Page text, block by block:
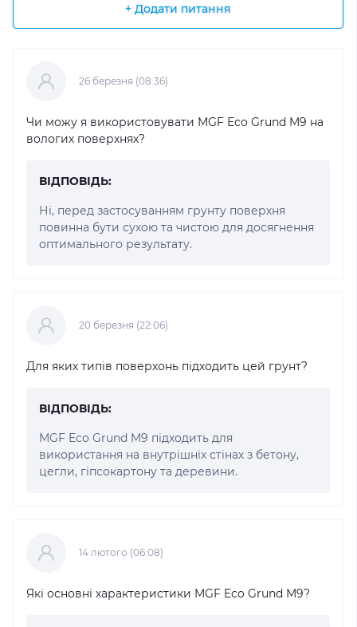
+ Додати питання
26 березня (08:36)
Чи можу я використовувати MGF Eco Grund M9 на
вологих поверхнях?
ВІДПОВІДЬ:
Ні, перед застосуванням грунту поверхня
повинна бути сухою та чистою для досягнення
оптимального результату.
20 березня (22:06)
Для яких типів поверхонь підходить цей грунт?
ВІДПОВІДЬ:
MGF Eco Grund M9 підходить для
використання на внутрішніх стінах з бетону,
цегли, гіпсокартону та деревини.
14 лютого (06:08)
Які основні характеристики MGF Eco Grund M9?